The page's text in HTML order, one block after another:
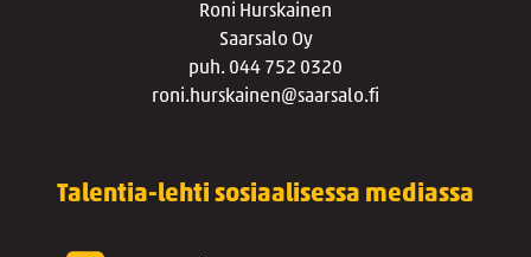
Roni Hurskainen
Saarsalo Oy
puh. 044 752 0320
roni.hurskainen@saarsalo.fi
Talentia-lehti sosiaalisessa mediassa